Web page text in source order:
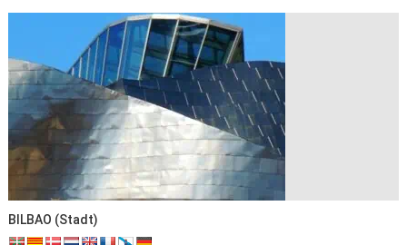
BILBAO (Stadt)